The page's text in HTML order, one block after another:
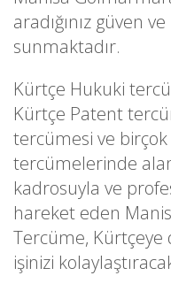
aradığınız güven
sunmaktadır.
Kürtçe Hukuki
Kürtçe Patent
tercümesi ve
tercümelerinde
kadrosuyla ve
hareket eden
Tercüme,
işinizi